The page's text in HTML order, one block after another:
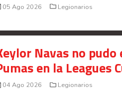
Radio Actual
05 Ago 2026 Legionarios
Navas no
en la Leagues
04 Ago 2026 Legionarios